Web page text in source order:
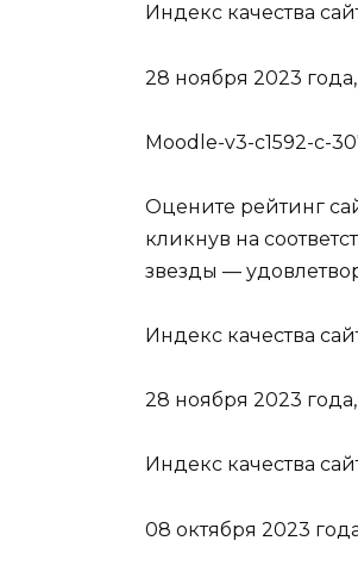
Индекс качества
28 ноября 2023
Moodle-v3-c1592-c-
Оцените рейтинг
кликнув на
звезды —
Индекс качества
28 ноября 2023
Индекс качества
08 октября 2023